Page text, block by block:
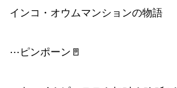
インコ・オウムマンションの物語
⋯ピンポーン🚪